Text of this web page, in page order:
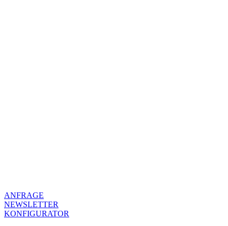
ANFRAGE
NEWSLETTER
KONFIGURATOR